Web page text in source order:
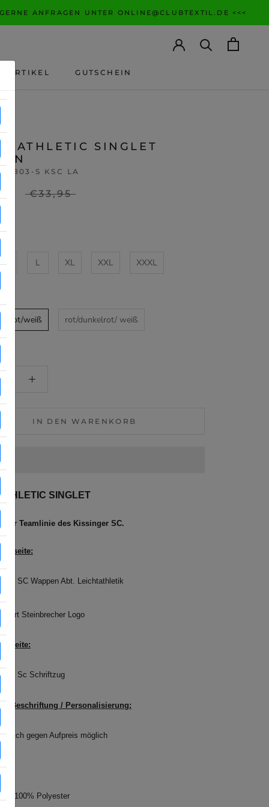
ANFRAGEN UNTER ONLINE@CLUBTEXTIL.DE <<<
GUTSCHEIN
ATHLETIC SINGLET
S KSC LA
€33,95
M L XL XXL XXXL
weiß
rot/dunkelrot/ weiß
IN DEN WARENKORB
SINGLET
der Teamlinie des Kissinger SC.
SC Wappen Abt. Leichtathletik
Steinbrecher Logo
Sc Schriftzug
Beschriftung / Personalisierung:
gegen Aufpreis möglich
100% Polyester